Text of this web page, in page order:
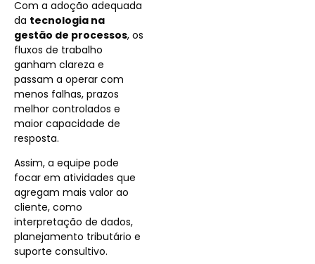
Com a adoção adequada
da tecnologia na
gestão de processos, os
fluxos de trabalho
ganham clareza e
passam a operar com
menos falhas, prazos
melhor controlados e
maior capacidade de
resposta.
Assim, a equipe pode
focar em atividades que
agregam mais valor ao
cliente, como
interpretação de dados,
planejamento tributário e
suporte consultivo.